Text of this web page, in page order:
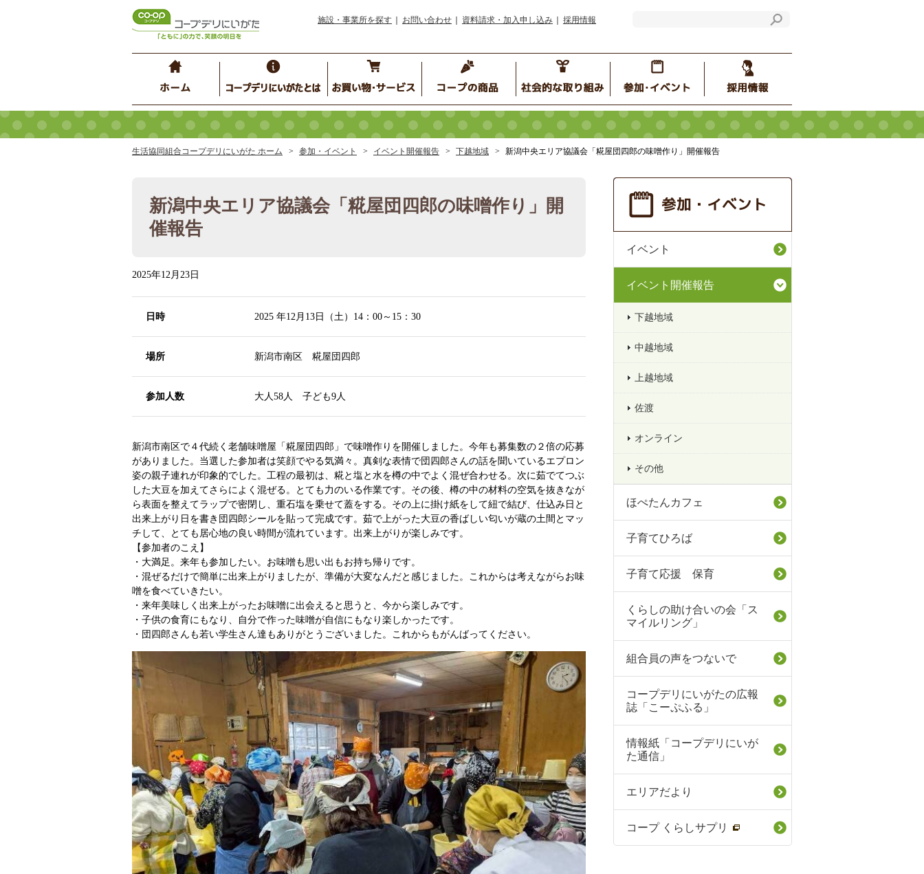
施設・事業所を探す お問い合わせ 資料請求・加入申し込み 採用情報
生活協同組合コープデリにいがた ホーム 参加・イベント イベント開催報告 下越地域 新潟中央エリア協議会「糀屋団四郎の味噌作り」開催報告
新潟中央エリア協議会「糀屋団四郎の味噌作り」開
催報告
2025年12月23日
日時 2025 年12月13日（土）14：00～15：30
場所 新潟市南区 糀屋団四郎
参加人数 大人58人 子ども9人
新潟市南区で４代続く老舗味噌屋「糀屋団四郎」で味噌作りを開催しました。今年も募集数の２倍の応募
がありました。当選した参加者は笑顔でやる気満々。真剣な表情で団四郎さんの話を聞いているエプロン
姿の親子連れが印象的でした。工程の最初は、糀と塩と水を樽の中でよく混ぜ合わせる。次に茹でてつぶ
した大豆を加えてさらによく混ぜる。とても力のいる作業です。その後、樽の中の材料の空気を抜きなが
ら表面を整えてラップで密閉し、重石塩を乗せて蓋をする。その上に掛け紙をして紐で結び、仕込み日と
出来上がり日を書き団四郎シールを貼って完成です。茹で上がった大豆の香ばしい匂いが蔵の土間とマッ
チして、とても居心地の良い時間が流れています。出来上がりが楽しみです。
【参加者のこえ】
・大満足。来年も参加したい。お味噌も思い出もお持ち帰りです。
・混ぜるだけで簡単に出来上がりましたが、準備が大変なんだと感じました。これからは考えながらお味
噌を食べていきたい。
・来年美味しく出来上がったお味噌に出会えると思うと、今から楽しみです。
・子供の食育にもなり、自分で作った味噌が自信にもなり楽しかったです。
・団四郎さんも若い学生さん達もありがとうございました。これからもがんばってください。
イベント
イベント開催報告
下越地域
中越地域
上越地域
佐渡
オンライン
その他
ほぺたんカフェ
子育てひろば
子育て応援 保育
くらしの助け合いの会「ス
マイルリング」
組合員の声をつないで
コープデリにいがたの広報
誌「こーぷふる」
情報紙「コープデリにいが
た通信」
エリアだより
コープ くらしサプリ